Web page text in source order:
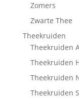
Zomers
Zwarte Thee
Theekruiden
Theekruiden
Theekruiden
Theekruiden
Theekruiden